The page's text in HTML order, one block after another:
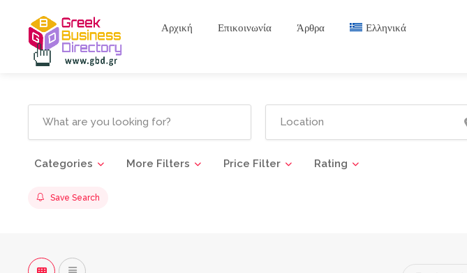
Αρχική Επικοινωνία Άρθρα Ελληνικά
Categories More Filters Price Filter Rating
Save Search